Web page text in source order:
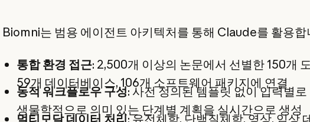
Biomni는 범용 에이전트 아키텍처를 통해 Claude를 활용합
통합 환경 접근: 2,500개 이상의 논문에서 선별한 150개
59개 데이터베이스, 106개 소프트웨어 패키지에 연결
동적 워크플로우 구성: 사전 정의된 템플릿 없이 입력별로
생물학적으로 의미 있는 단계별 계획을 실시간으로 생성
멀티모달 데이터 처리: 유전체학, 단백질체학, 영상, 임상